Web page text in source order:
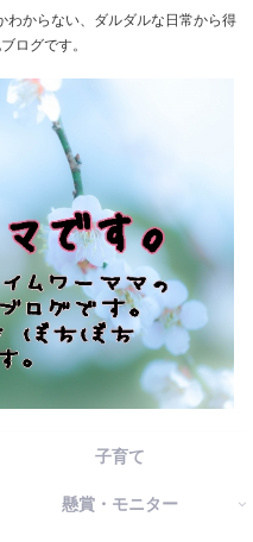
わからない、ダルダルな日常から得
ログです。
子育て
懸賞・モニター